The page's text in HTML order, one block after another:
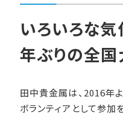
いろいろな気
年ぶりの全国
田中貴金属は、2016年
ボランティアとして参